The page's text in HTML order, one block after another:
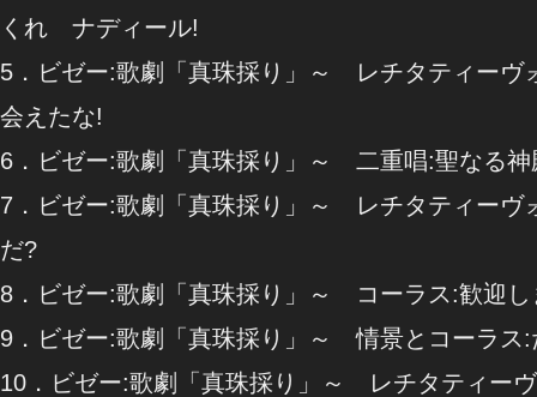
くれ ナディール!
5．ビゼー:歌劇「真珠採り」～ レチタティーヴ
会えたな!
6．ビゼー:歌劇「真珠採り」～ 二重唱:聖なる神
7．ビゼー:歌劇「真珠採り」～ レチタティーヴ
だ?
8．ビゼー:歌劇「真珠採り」～ コーラス:歓迎し
9．ビゼー:歌劇「真珠採り」～ 情景とコーラス:
10．ビゼー:歌劇「真珠採り」～ レチタティー